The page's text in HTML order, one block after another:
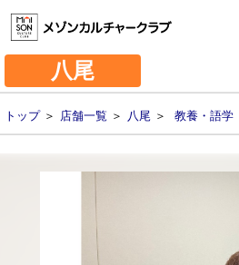
八尾
トップ＞ 店舗一覧 ＞ 八尾 ＞ 教養・語学